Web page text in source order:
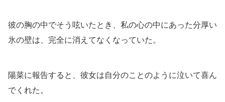
彼の胸の中でそう呟いたとき、私の心の中にあった分厚い
氷の壁は、完全に消えてなくなっていた。
陽菜に報告すると、彼女は自分のことのように泣いて喜ん
でくれた。